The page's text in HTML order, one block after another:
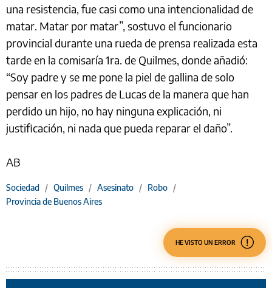
una resistencia, fue casi como una intencionalidad de
matar. Matar por matar”, sostuvo el funcionario
provincial durante una rueda de prensa realizada esta
tarde en la comisaría 1ra. de Quilmes, donde añadió:
“Soy padre y se me pone la piel de gallina de solo
pensar en los padres de Lucas de la manera que han
perdido un hijo, no hay ninguna explicación, ni
justificación, ni nada que pueda reparar el daño”.
AB
Sociedad / Quilmes / Asesinato / Robo /
Provincia de Buenos Aires
HE VISTO UN ERROR